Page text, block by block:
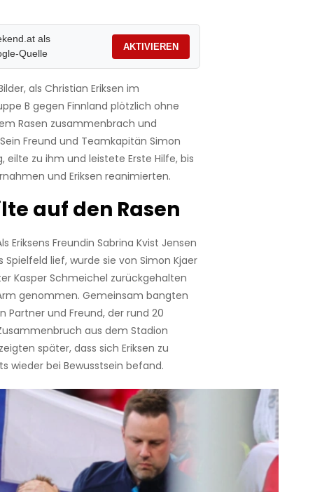
als
Quelle
AKTIVIEREN
als Christian Eriksen im
B gegen Finnland plötzlich ohne
Rasen zusammenbrach und
Freund und Teamkapitän Simon
eilte zu ihm und leistete Erste Hilfe, bis
und Eriksen reanimierten.
auf den Rasen
Eriksens Freundin Sabrina Kvist Jensen
lief, wurde sie von Simon Kjaer
Kasper Schmeichel zurückgehalten
genommen. Gemeinsam bangten
Partner und Freund, der rund 20
aus dem Stadion
später, dass sich Eriksen zu
wieder bei Bewusstsein befand.